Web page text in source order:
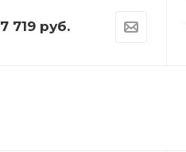
7 719руб.